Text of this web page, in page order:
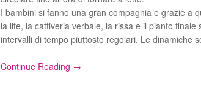
I bambini si fanno una gran compagnia e grazie a
la lite, la cattiveria verbale, la rissa e il pianto
intervalli di tempo piuttosto regolari. Le dinamiche
Continue Reading →